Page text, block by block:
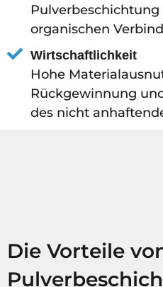
organischen
Wirtschaftlichkeit
Hohe
Rückgewinnung
des nicht
Die Vorteile